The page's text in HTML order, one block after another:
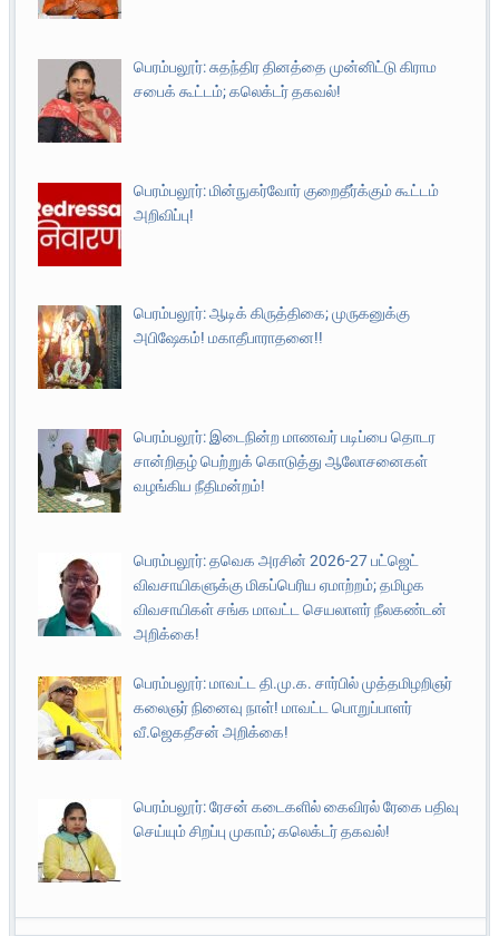
பெரம்பலூர்: சுதந்திர தினத்தை முன்னிட்டு கிராம
சபைக் கூட்டம்; கலெக்டர் தகவல்!
பெரம்பலூர்: மின்நுகர்வோர் குறைதீர்க்கும் கூட்டம்
அறிவிப்பு!
பெரம்பலூர்: ஆடிக் கிருத்திகை; முருகனுக்கு
அபிஷேகம்! மகாதீபாராதனை!!
பெரம்பலூர்: இடைநின்ற மாணவர் படிப்பை தொடர
சான்றிதழ் பெற்றுக் கொடுத்து ஆலோசனைகள்
வழங்கிய நீதிமன்றம்!
பெரம்பலூர்: தவெக அரசின் 2026-27 பட்ஜெட்
விவசாயிகளுக்கு மிகப்பெரிய ஏமாற்றம்; தமிழக
விவசாயிகள் சங்க மாவட்ட செயலாளர் நீலகண்டன்
அறிக்கை!
பெரம்பலூர்: மாவட்ட தி.மு.க. சார்பில் முத்தமிழறிஞர்
கலைஞர் நினைவு நாள்! மாவட்ட பொறுப்பாளர்
வீ.ஜெகதீசன் அறிக்கை!
பெரம்பலூர்: ரேசன் கடைகளில் கைவிரல் ரேகை பதிவு
செய்யும் சிறப்பு முகாம்; கலெக்டர் தகவல்!